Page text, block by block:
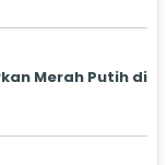
Merah Putih di